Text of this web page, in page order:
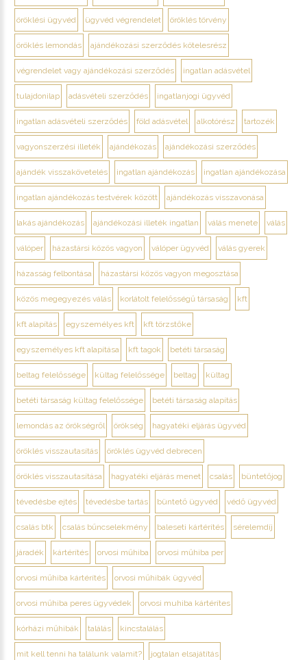
öröklési ügyvéd ügyvéd végrendelet öröklés törvény
öröklés lemondás ajándékozási szerződés kötelesrész
végrendelet vagy ajándékozási szerződés ingatlan adásvétel
tulajdonilap adásvételi szerződés ingatlanjogi ügyvéd
ingatlan adásvételi szerződés föld adásvétel alkotórész tartozék
vagyonszerzési illeték ajándékozás ajándékozási szerződés
ajándék visszakövetelés ingatlan ajándékozás ingatlan ajándékozása
ingatlan ajándékozás testvérek között ajándékozás visszavonása
lakás ajándékozás ajándékozási illeték ingatlan válás menete válás
válóper házastársi közös vagyon válóper ügyvéd válás gyerek
házasság felbontása házastársi közös vagyon megosztása
közös megegyezés válás korlátolt felelősségű társaság kft
kft alapítás egyszemélyes kft kft törzstőke
egyszemélyes kft alapítása kft tagok betéti társaság
beltag felelőssége kültag felelőssége beltag kültag
betéti társaság kültag felelőssége betéti társaság alapítás
lemondás az örökségről örökség hagyatéki eljárás ügyvéd
öröklés visszautasítás öröklés ügyvéd debrecen
öröklés visszautasítása hagyatéki eljárás menet csalás büntetőjog
tévedésbe ejtés tévedésbe tartás büntető ügyvéd védő ügyvéd
csalás btk csalás bűncselekmény baleseti kártérítés sérelemdíj
járadék kártérítés orvosi műhiba orvosi műhiba per
orvosi műhiba kártérítés orvosi műhibák ügyvéd
orvosi műhiba peres ügyvédek orvosi muhiba kártérítes
kórházi műhibák találás kincstalálás
mit kell tenni ha találunk valamit? jogtalan elsajátítás